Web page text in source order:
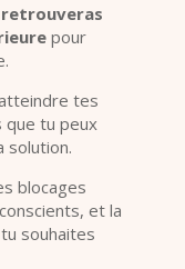
retrouveras
pour
tes
que tu peux
solution.
blocages
et la
souhaites